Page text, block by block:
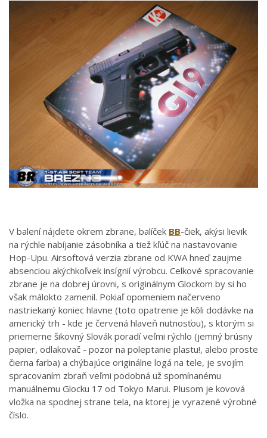
V balení nájdete okrem zbrane, balíček BB-čiek, akýsi lievik
na rýchle nabíjanie zásobníka a tiež kľúč na nastavovanie
Hop-Upu. Airsoftová verzia zbrane od KWA hneď zaujme
absenciou akýchkoľvek insígnií výrobcu. Celkové spracovanie
zbrane je na dobrej úrovni, s originálnym Glockom by si ho
však málokto zamenil. Pokiaľ opomeniem načerveno
nastriekaný koniec hlavne (toto opatrenie je kôli dodávke na
americký trh - kde je červená hlaveň nutnosťou), s ktorým si
priemerne šikovný Slovák poradí veľmi rýchlo (jemný brúsny
papier, odlakovač - pozor na poleptanie plastu!, alebo proste
čierna farba) a chýbajúce originálne logá na tele, je svojím
spracovaním zbraň veľmi podobná už spomínanému
manuálnemu Glocku 17 od Tokyo Marui. Plusom je kovová
vložka na spodnej strane tela, na ktorej je vyrazené výrobné
číslo.